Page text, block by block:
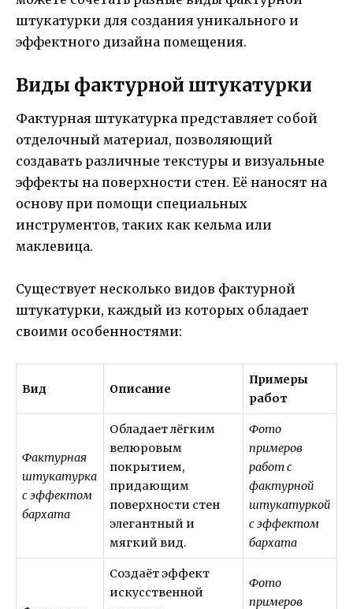
штукатурки для создания уникального и
эффектного дизайна помещения.
Виды фактурной штукатурки
Фактурная штукатурка представляет собой
отделочный материал, позволяющий
создавать различные текстуры и визуальные
эффекты на поверхности стен. Её наносят на
основу при помощи специальных
инструментов, таких как кельма или
маклевица.
Существует несколько видов фактурной
штукатурки, каждый из которых обладает
своими особенностями:
Вид Описание
Примеры
работ
Фактурная
штукатурка
с эффектом
бархата
Обладает лёгким
велюровым
покрытием,
придающим
поверхности стен
элегантный и
мягкий вид.
Фото
примеров
работ с
фактурной
штукатуркой
с эффектом
бархата
Создаёт эффект
искусственной
Фото
примеров